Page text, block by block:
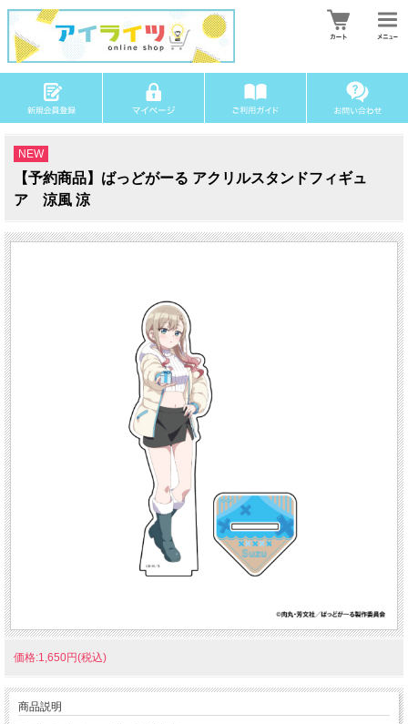
NEW
【予約商品】ばっどがーる アクリルスタンドフィギュ
ア 涼風 涼
価格:1,650円(税込)
商品説明